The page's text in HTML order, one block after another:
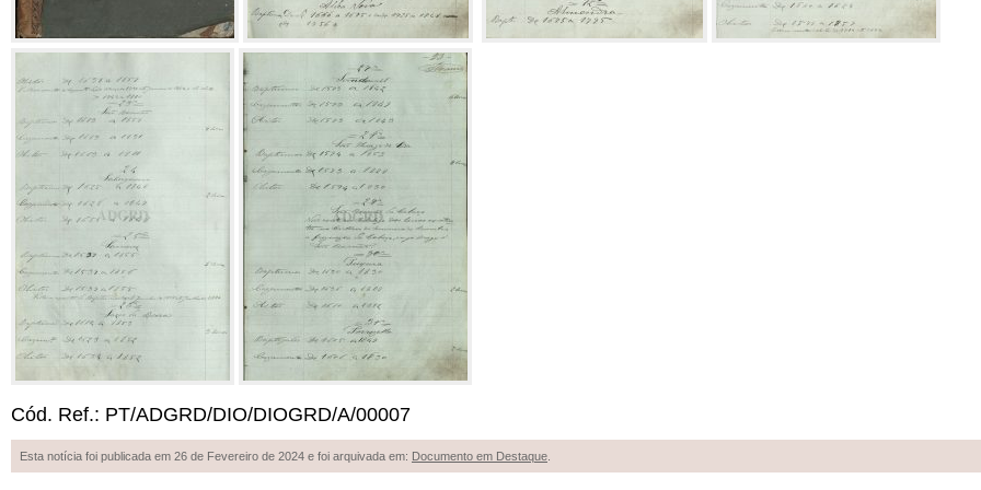
Cód. Ref.: PT/ADGRD/DIO/DIOGRD/A/00007
Esta notícia foi publicada em 26 de Fevereiro de 2024 e foi arquivada em: Documento em Destaque